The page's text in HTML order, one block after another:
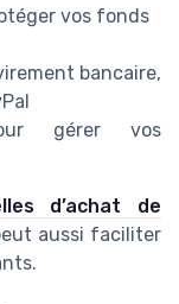
vos fonds
bancaire,
gérer vos
d’achat de
aussi faciliter